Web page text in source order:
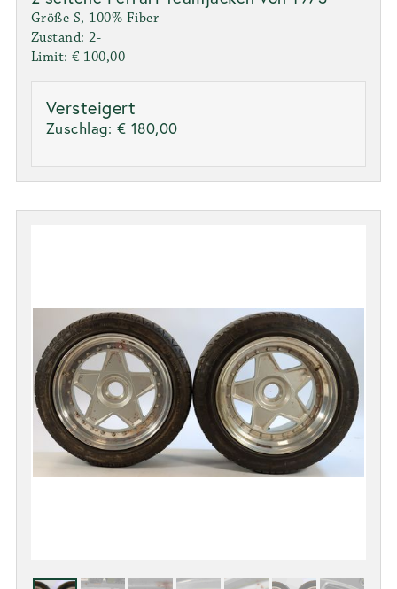
Größe S, 100% Fiber
Zustand: 2-
Limit: € 100,00
Versteigert
Zuschlag: € 180,00